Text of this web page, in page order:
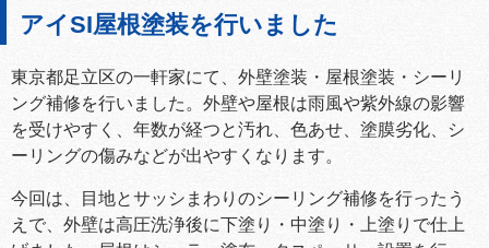
アイSI屋根塗装を行いました
東京都足立区の一軒家にて、外壁塗装・屋根塗装・シーリ
ング補修を行いました。外壁や屋根は雨風や紫外線の影響
を受けやすく、年数が経つと汚れ、色あせ、塗膜劣化、シ
ーリングの傷みなどが出やすくなります。
今回は、目地とサッシまわりのシーリング補修を行ったう
えで、外壁は高圧洗浄後に下塗り・中塗り・上塗りで仕上